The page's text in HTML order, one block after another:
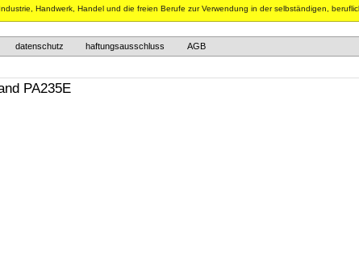
Handwerk, Handel und die freien Berufe zur Verwendung in der selbständigen,
datenschutz haftungsausschluss AGB
PA235E